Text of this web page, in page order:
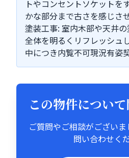
トやコンセントソケットを
かな部分まで古さを感じさ
塗装工事: 室内木部や天井
全体を明るくリフレッシュ
中につき内覧不可現況有姿
この物件につい
ご質問やご相談がござい
問い合わせく